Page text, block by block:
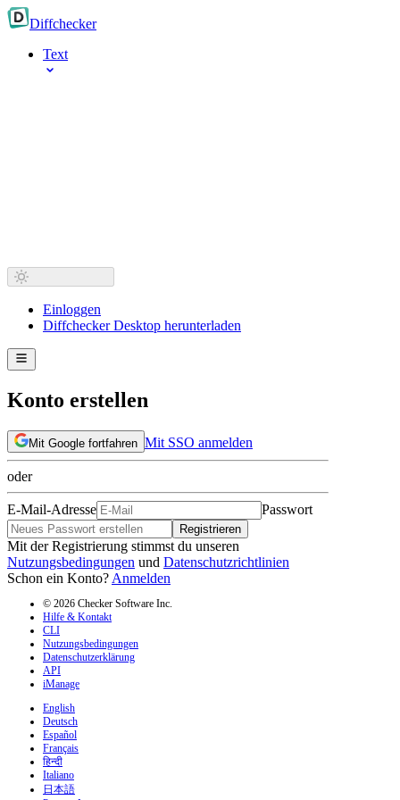
Diffchecker
Text
Einloggen
Diffchecker Desktop herunterladen
Konto erstellen
Mit Google fortfahren Mit SSO anmelden
oder
E-Mail-Adresse Passwort
Registrieren
Mit der Registrierung stimmst du unseren
Nutzungsbedingungen und Datenschutzrichtlinien
Schon ein Konto? Anmelden
© 2026 Checker Software Inc.
Hilfe & Kontakt
CLI
Nutzungsbedingungen
Datenschutzerklärung
API
iManage
English
Deutsch
Español
Français
हिन्दी
Italiano
日本語